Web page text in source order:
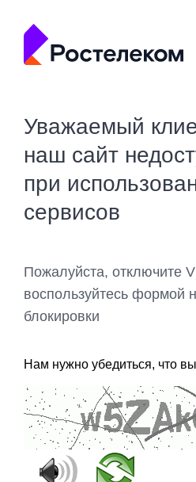
Уважаемый
наш сайт
при
сервисов
Пожалуйста, отключите
воспользуйтесь формой
блокировки
Нам нужно убедиться, что